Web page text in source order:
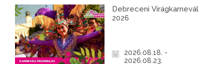
Debreceni Virágkarnevál
2026
2026.08.18. -
2026.08.23.